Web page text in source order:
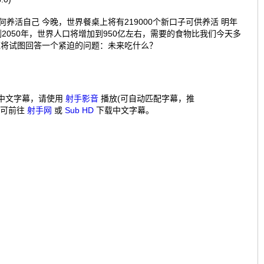
养活自己 今晚，世界餐桌上将有219000个新口子可供养活 明年
年，世界人口将增加到950亿左右，需要的食物比我们今天多
试图回答一个紧迫的问题：未来吃什么？
文字幕，请使用 射手影音 播放(可自动匹配字幕，推
前往 射手网 或 Sub HD 下载中文字幕。